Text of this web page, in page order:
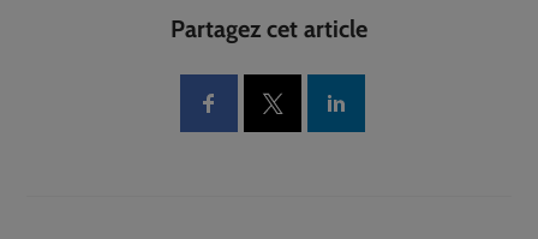
Partagez cet article